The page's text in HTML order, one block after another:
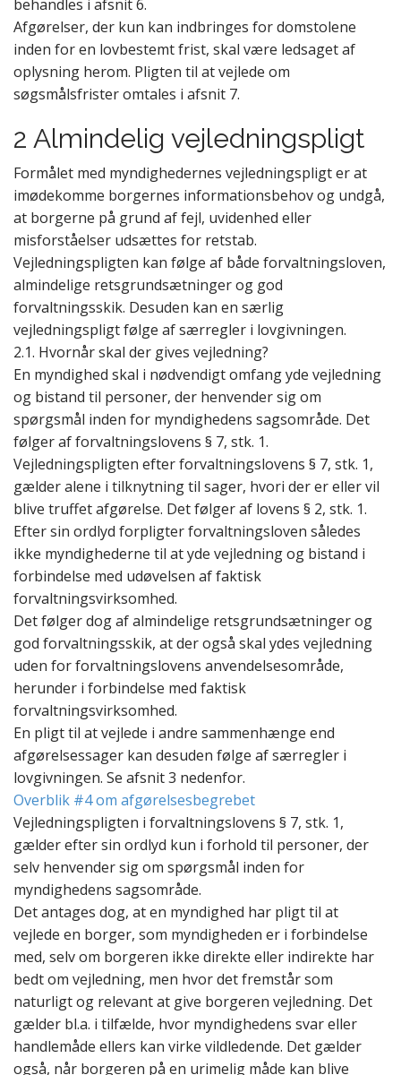
behandles i afsnit 6.
Afgørelser, der kun kan indbringes for domstolene
inden for en lovbestemt frist, skal være ledsaget af
oplysning herom. Pligten til at vejlede om
søgsmålsfrister omtales i afsnit 7.
2 Almindelig vejledningspligt
Formålet med myndighedernes vejledningspligt er at
imødekomme borgernes informationsbehov og undgå,
at borgerne på grund af fejl, uvidenhed eller
misforståelser udsættes for retstab.
Vejledningspligten kan følge af både forvaltningsloven,
almindelige retsgrundsætninger og god
forvaltningsskik. Desuden kan en særlig
vejledningspligt følge af særregler i lovgivningen.
2.1. Hvornår skal der gives vejledning?
En myndighed skal i nødvendigt omfangyde vejledning
og bistand til personer, der henvender sig om
spørgsmål inden for myndighedens sagsområde. Det
følger af forvaltningslovens § 7, stk. 1.
Vejledningspligten efter forvaltningslovens § 7, stk. 1,
gælder alene i tilknytning til sager, hvori der er eller vil
blive truffet afgørelse. Det følger af lovens § 2, stk. 1.
Efter sin ordlyd forpligter forvaltningsloven således
ikke myndighederne til at yde vejledning og bistand i
forbindelse med udøvelsen af faktisk
forvaltningsvirksomhed.
Det følger dog af almindelige retsgrundsætninger og
god forvaltningsskik, at der også skal ydes vejledning
uden for forvaltningslovens anvendelsesområde,
herunder i forbindelse med faktisk
forvaltningsvirksomhed.
En pligt til at vejlede i andre sammenhænge end
afgørelsessager kan desuden følge af særregler i
lovgivningen. Se afsnit 3 nedenfor.
Overblik #4 om afgørelsesbegrebet
Vejledningspligten i forvaltningslovens § 7, stk. 1,
gælder efter sin ordlyd kun i forhold til personer, der
selv henvender sig om spørgsmål inden for
myndighedens sagsområde.
Det antages dog, at en myndighed har pligt til at
vejlede en borger, som myndigheden er i forbindelse
med, selv om borgeren ikke direkte eller indirekte har
bedt om vejledning, men hvor det fremstår som
naturligt og relevant at give borgeren vejledning. Det
gælder bl.a. i tilfælde, hvor myndighedens svar eller
handlemåde ellers kan virke vildledende. Det gælder
også, når borgeren på en urimelig måde kan blive